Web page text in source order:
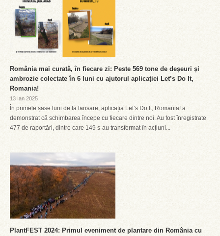
România mai curată, în fiecare zi: Peste 569 tone de deșeuri și
ambrozie colectate în 6 luni cu ajutorul aplicației Let’s Do It,
Romania!
13 Ian 2025
În primele șase luni de la lansare, aplicația Let’s Do It, Romania! a
demonstrat că schimbarea începe cu fiecare dintre noi. Au fost înregistrate
477 de raportări, dintre care 149 s-au transformat în acțiuni...
PlantFEST 2024: Primul eveniment de plantare din România cu